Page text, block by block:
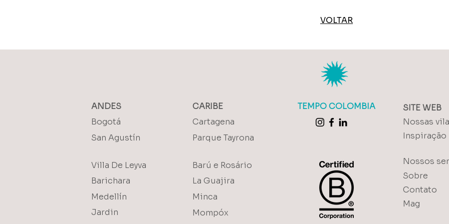
VOLTAR
ANDES
Bogotá
San Agustín
Villa De Leyva
Barichara
Medellín
Jardin
CARIBE
Cartagena
TEMPO COLOMBIA
Parque Tayrona
Barú e Rosário
La Guajira
Minca
Mompóx
SITE WEB
Nossas
Inspiração
Nossos
Sobre
Contato
Mag